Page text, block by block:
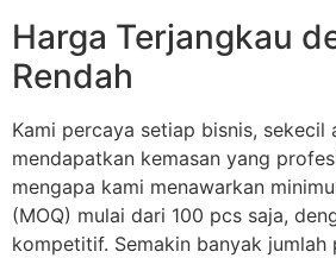
Harga Terjangkau
Rendah
Kami percaya setiap bisnis, sekecil
mendapatkan kemasan yang
mengapa kami menawarkan
(MOQ) mulai dari 100 pcs saja,
kompetitif. Semakin banyak jumlah